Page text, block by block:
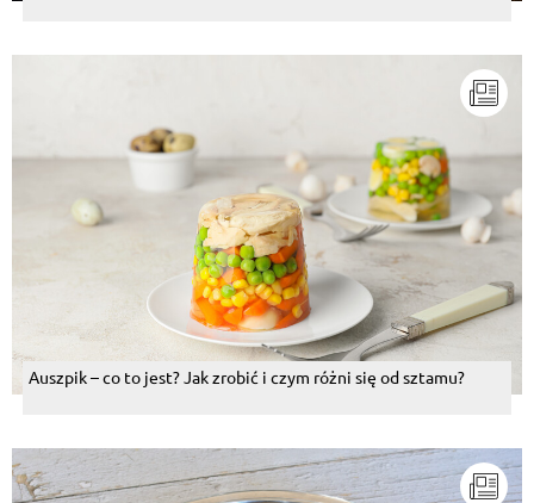
Auszpik – co to jest? Jak zrobić i czym różni się od sztamu?